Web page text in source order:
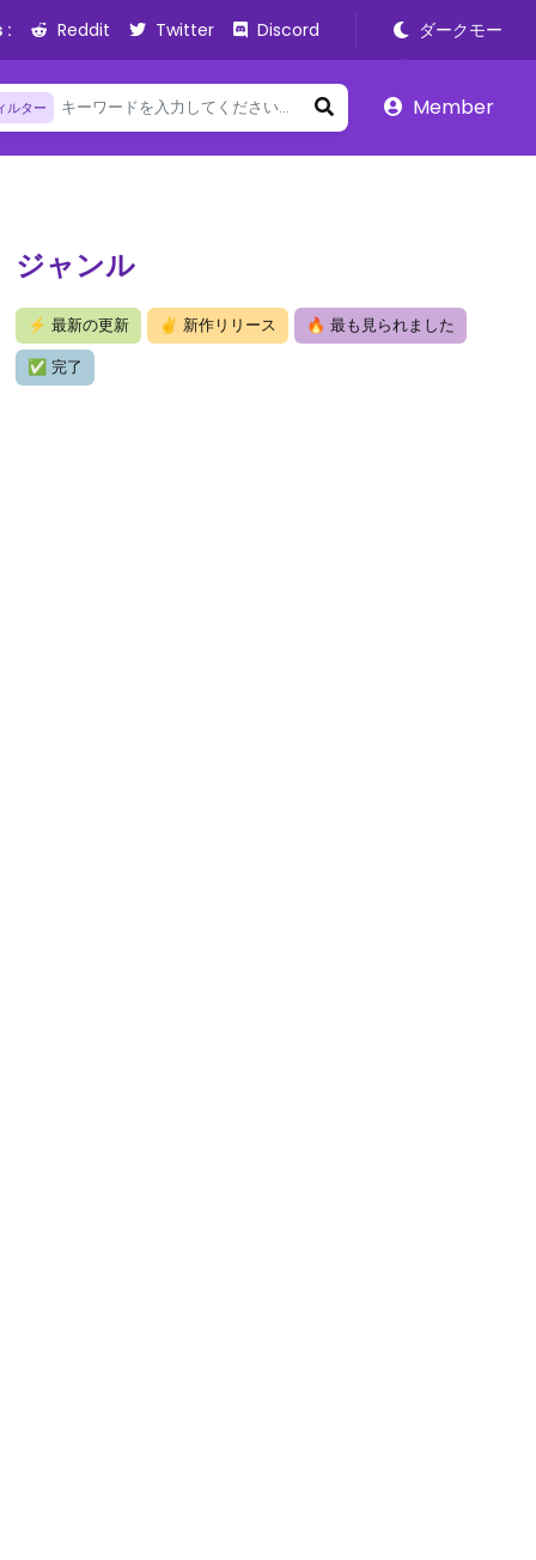
: Reddit Twitter Discord
ダークモー
ド
ルター Member
ジャンル
⚡ 最新の更新 ✌ 新作リリース 🔥 最も見られました
✅ 完了